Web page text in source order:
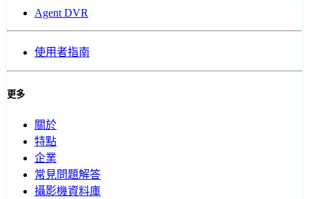
Agent DVR
使用者指南
更多
關於
特點
企業
常見問題解答
攝影機資料庫